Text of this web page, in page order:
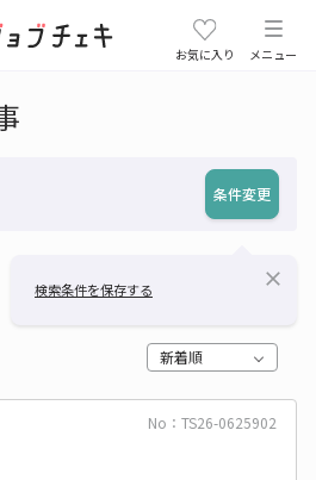
お気に入り メニュー
条件変更
検索条件を保存する close
新着順
No：TS26-0625902